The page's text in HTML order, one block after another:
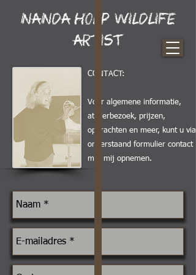
Nanda hoep wildlife
artist
CONTACT:
Voor algemene informatie,
atelierbezoek, prijzen,
opdrachten en meer, kunt u via
onderstaand formulier contact
met mij opnemen.